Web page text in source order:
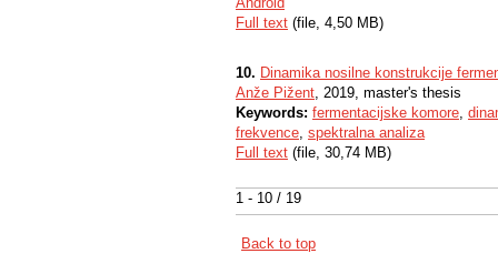
1 - 10 / 19
Full text (file, 4,50 MB)
10. Dinamika nosilne konstrukcije
Anže Pižent, 2019, master's thesis
Keywords: fermentacijske komore,
frekvence, spektralna analiza
Full text (file, 30,74 MB)
Back to top